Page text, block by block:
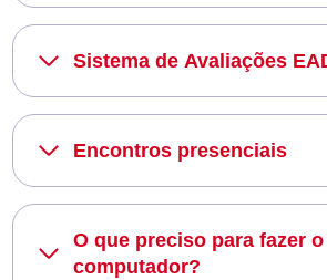
Sistema de Avaliações
Encontros presenciais
O que preciso para fazer
computador?